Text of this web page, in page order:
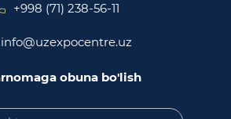
+998 (71) 238-56-11
info@uzexpocentre.uz
obuna bo'lish